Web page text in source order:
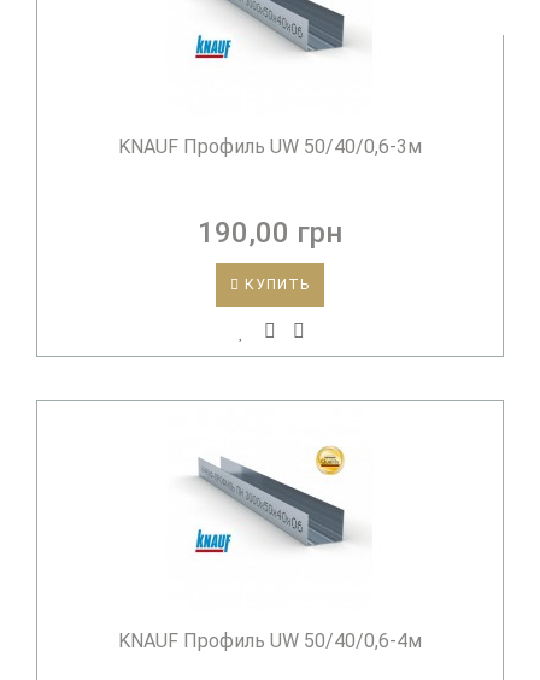
KNAUF Профиль UW 50/40/0,6-3м
190,00 грн
КУПИТЬ
KNAUF Профиль UW 50/40/0,6-4м